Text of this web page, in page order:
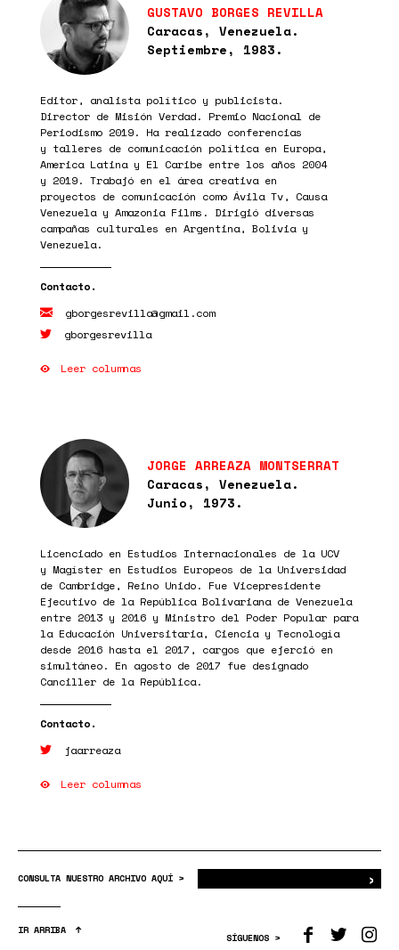
GUSTAVO BORGES REVILLA
Caracas, Venezuela.
Septiembre, 1983.
Editor, analista político y publicista.
Director de Misión Verdad. Premio Nacional de
Periodismo 2019. Ha realizado conferencias
y talleres de comunicación política en Europa,
America Latina y El Caribe entre los años 2004
y 2019. Trabajó en el área creativa en
proyectos de comunicación como Ávila Tv, Causa
Venezuela y Amazonia Films. Dirigió diversas
campañas culturales en Argentina, Bolivia y
Venezuela.
gborgesrevilla@gmail.com
gborgesrevilla
Leer columnas
JORGE ARREAZA MONTSERRAT
Caracas, Venezuela.
Junio, 1973.
Licenciado en Estudios Internacionales de la UCV
y Magíster en Estudios Europeos de la Universidad
de Cambridge, Reino Unido. Fue Vicepresidente
Ejecutivo de la República Bolivariana de Venezuela
entre 2013 y 2016 y Ministro del Poder Popular para
la Educación Universitaria, Ciencia y Tecnología
desde 2016 hasta el 2017, cargos que ejerció en
simultáneo. En agosto de 2017 fue designado
Canciller de la República.
jaarreaza
Leer columnas
CONSULTA NUESTRO ARCHIVO AQUÍ > ›
IR ARRIBA
SÍGUENOS >